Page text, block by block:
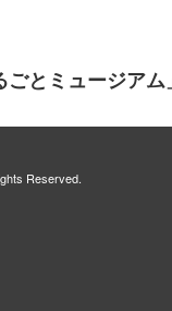
ごとミュージア
Reserved.